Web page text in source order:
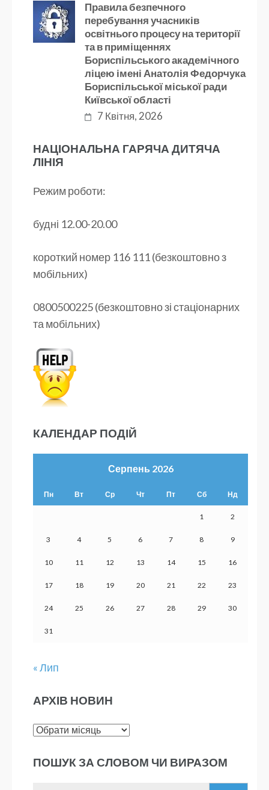
Правила безпечного
перебування учасників
освітнього процесу на території
та в приміщеннях
Бориспільського академічного
ліцею імені Анатолія Федорчука
Бориспільської міської ради
Київської області
7 Квітня, 2026
НАЦІОНАЛЬНА ГАРЯЧА ДИТЯЧА
ЛІНІЯ
Режим роботи:
будні 12.00-20.00
короткий номер 116 111 (безкоштовно з
мобільних)
0800500225 (безкоштовно зі стаціонарних
та мобільних)
КАЛЕНДАР ПОДІЙ
Серпень 2026
Пн Вт Ср Чт Пт Сб Нд
1 2
3 4 5 6 7 8 9
10 11 12 13 14 15 16
17 18 19 20 21 22 23
24 25 26 27 28 29 30
31
« Лип
АРХІВ НОВИН
Архів
ПОШУК ЗА СЛОВОМ ЧИ ВИРАЗОМ